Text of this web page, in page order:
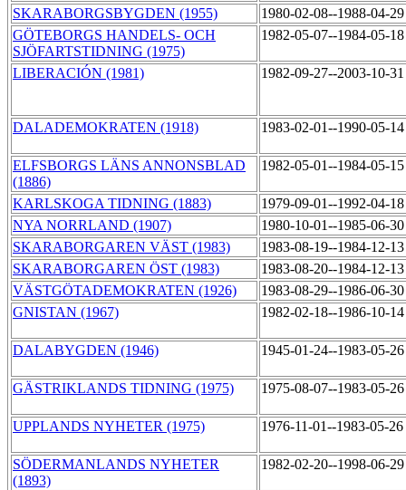
SKARABORGSBYGDEN (1955)
1980-02-08--1988-04-
GÖTEBORGS HANDELS- OCH
SJÖFARTSTIDNING (1975)
1982-05-07--1984-05-
LIBERACIÓN (1981) 1982-09-27--2003-10-
DALADEMOKRATEN (1918) 1983-02-01--1990-05-
ELFSBORGS LÄNS ANNONSBLAD
(1886)
1982-05-01--1984-05-
KARLSKOGA TIDNING (1883)
1979-09-01--1992-04-
NYA NORRLAND (1907)
1980-10-01--1985-06-
SKARABORGAREN VÄST (1983)
1983-08-19--1984-12-
SKARABORGAREN ÖST (1983)
1983-08-20--1984-12-
VÄSTGÖTADEMOKRATEN (1926)
1983-08-29--1986-06-
GNISTAN (1967)
1982-02-18--1986-10-
DALABYGDEN (1946) 1945-01-24--1983-05-
GÄSTRIKLANDS TIDNING (1975) 1975-08-07--1983-05-
UPPLANDS NYHETER (1975) 1976-11-01--1983-05-26
SÖDERMANLANDS NYHETER
(1893)
1982-02-20--1998-06-